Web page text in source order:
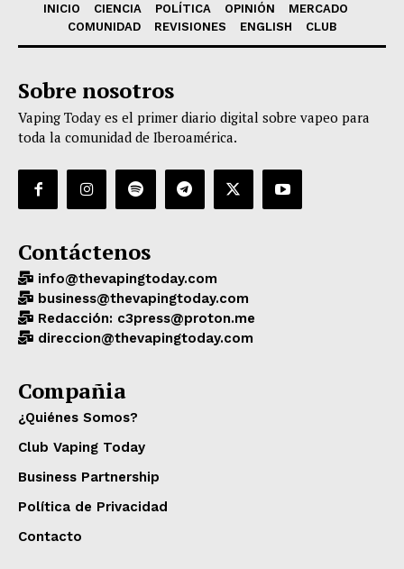
INICIO CIENCIA POLÍTICA OPINIÓN
MERCADO
COMUNIDAD
REVISIONES ENGLISH CLUB
Sobre nosotros
Vaping Today es el primer diario digital sobre vapeo para
toda la comunidad de Iberoamérica.
Contáctenos
info@thevapingtoday.com
business@thevapingtoday.com
Redacción: c3press@proton.me
direccion@thevapingtoday.com
Compañia
¿Quiénes Somos?
Club Vaping Today
Business Partnership
Política de Privacidad
Contacto